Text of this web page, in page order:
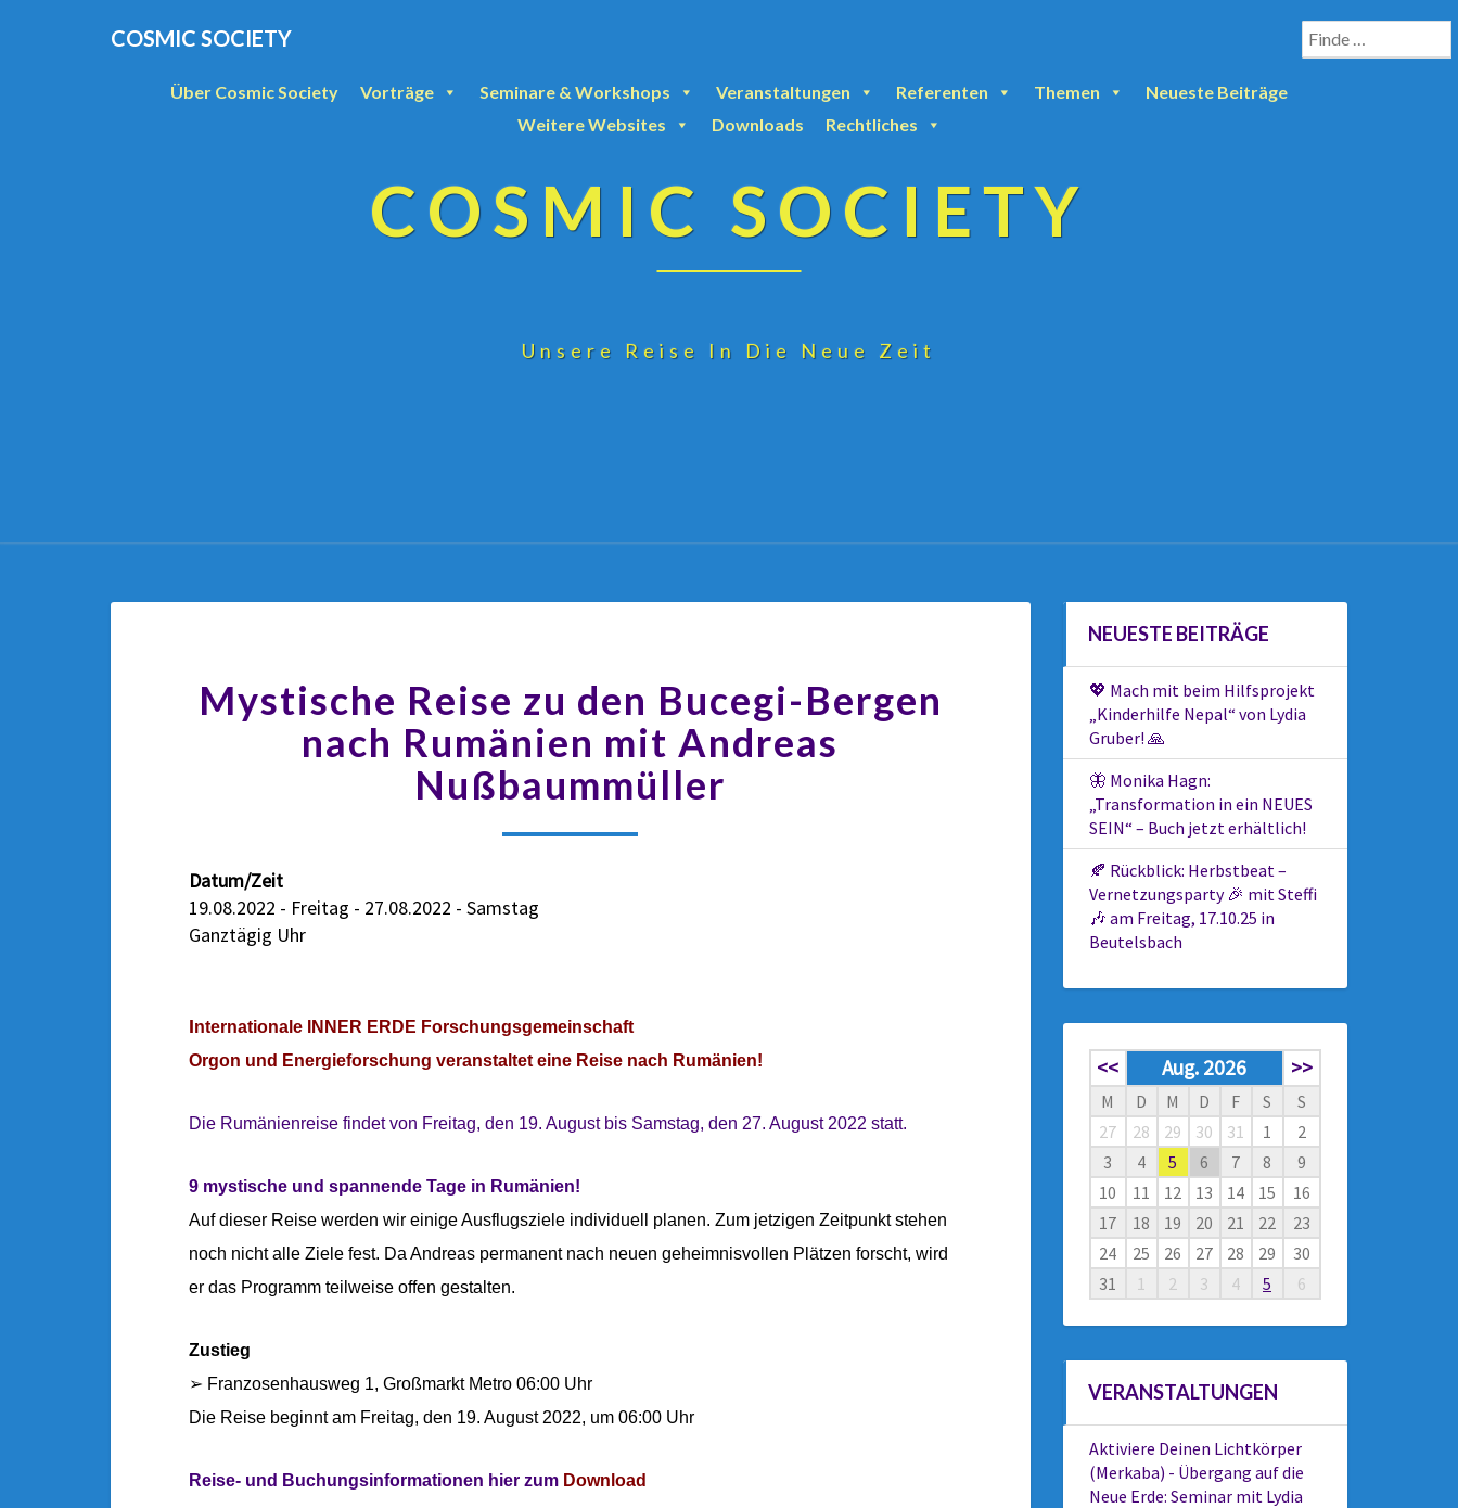
COSMIC SOCIETY
Über Cosmic Society Vorträge Seminare & Workshops Veranstaltungen Referenten Themen
Neueste Beiträge
Weitere Websites
Downloads Rechtliches
COSMIC SOCIETY
Unsere Reise In Die Neue Zeit
Mystische Reise zu den Bucegi-Bergen
nach Rumänien mit Andreas
Nußbaummüller
Datum/Zeit
19.08.2022 - Freitag - 27.08.2022 - Samstag
Ganztägig Uhr
Internationale INNER ERDE Forschungsgemeinschaft
Orgon und Energieforschung veranstaltet eine Reise nach Rumänien!
Die Rumänienreise findet von Freitag, den 19. August bis Samstag, den 27. August 2022 statt.
9 mystische und spannende Tage in Rumänien!
Auf dieser Reise werden wir einige Ausflugsziele individuell planen. Zum jetzigen Zeitpunkt stehen
noch nicht alle Ziele fest. Da Andreas permanent nach neuen geheimnisvollen Plätzen forscht, wird
er das Programm teilweise offen gestalten.
Zustieg
➢ Franzosenhausweg 1, Großmarkt Metro 06:00 Uhr
Die Reise beginnt am Freitag, den 19. August 2022, um 06:00 Uhr
Reise- und Buchungsinformationen hier zum Download
NEUESTE BEITRÄGE
💖 Mach mit beim Hilfsprojekt
„Kinderhilfe Nepal“ von Lydia
Gruber! 🙏
🦋 Monika Hagn:
„Transformation in ein NEUES
SEIN“ – Buch jetzt erhältlich!
🍂 Rückblick: Herbstbeat –
Vernetzungsparty 🎉 mit Steffi
🎶 am Freitag, 17.10.25 in
Beutelsbach
<< Aug. 2026 >>
M D M D F S
S
27
28 29 30 31 1
2
3
4 5 6 7 8
9
10
11 12 13 14 15
16
17
18 19 20 21 22
23
24
25 26 27 28 29
30
31
1 2 3 4 5 6
VERANSTALTUNGEN
Aktiviere Deinen Lichtkörper
(Merkaba) - Übergang auf die
Neue Erde: Seminar mit Lydia